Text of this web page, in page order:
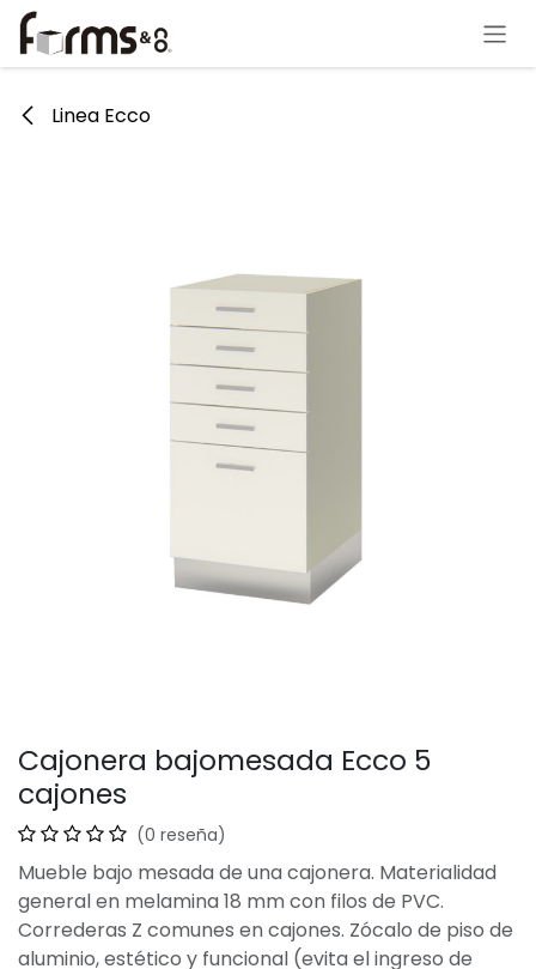
Ir al contenido
Linea Ecco
Cajonera bajomesada Ecco 5
cajones
(0 reseña)
Mueble bajo mesada de una cajonera. Materialidad
general en melamina 18 mm con filos de PVC.
Correderas Z comunes en cajones. Zócalo de piso de
aluminio, estético y funcional (evita el ingreso de